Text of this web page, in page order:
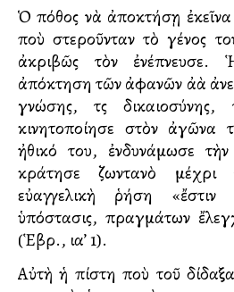
Ὁ πόθος νὰ ἀποκτήσῃ ἐκεῖνα
ποὺ στεροῦνταν τὸ γένος
ἀκριβῶς τὸν
ἀπόκτηση τῶν ἀφανῶν ἀλλὰ
γνώσης, τῆς δικαιοσύνης,
κινητοποίησε στὸν ἀγῶνα
ἠθικό του, ἐνδυνάμωσε
κράτησε ζωντανὸ μέχρι
εὐαγγελικὴ ῥήση «ἔστιν
ὑπόστασις, πραγμάτων
(Ἑβρ., ια’ 1).
Αὐτὴ ἡ πίστη ποὺ τοῦ